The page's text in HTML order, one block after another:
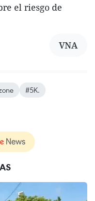
el riesgo de
VNA
#5K.